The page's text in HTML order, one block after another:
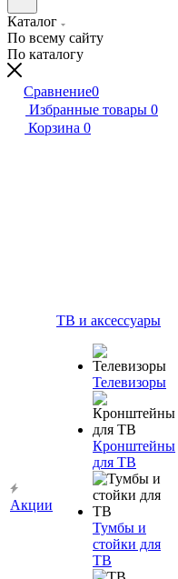
Каталог
По всему сайту
По каталогу
Сравнение0
Избранные товары 0
Корзина 0
Акции
ТВ и аксессуары
Телевизоры
Кронштейны
для ТВ
Тумбы и
стойки для
ТВ